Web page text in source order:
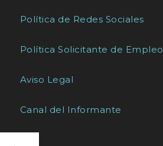
Política de Redes Sociales
Política Solicitante de Empleo
Aviso Legal
Canal del Informante